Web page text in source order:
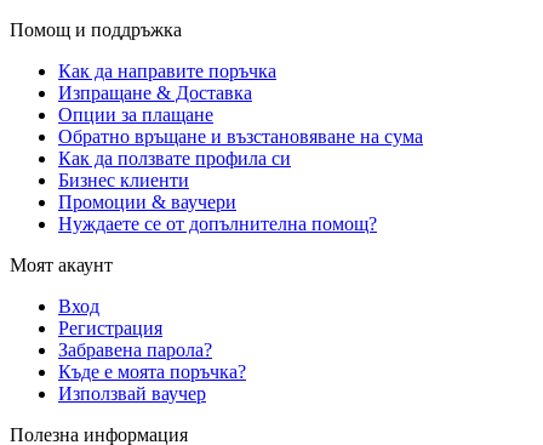
Помощ и поддръжка
Как да направите поръчка
Изпращане & Доставка
Опции за плащане
Обратно връщане и възстановяване на сума
Как да ползвате профила си
Бизнес клиенти
Промоции & ваучери
Нуждаете се от допълнителна помощ?
Моят акаунт
Вход
Регистрация
Забравена парола?
Къде е моята поръчка?
Използвай ваучер
Полезна информация